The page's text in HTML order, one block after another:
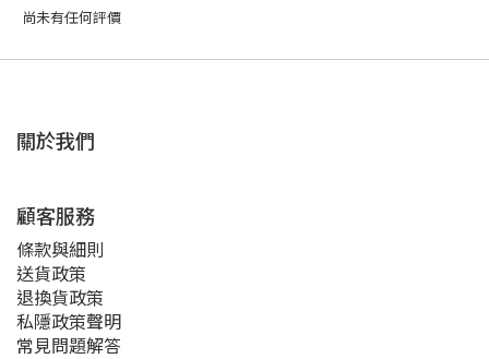
尚未有任何評價
關於我們
顧客服務
條款與細則
送貨政策
退換貨政策
私隱政策聲明
常見問題解答